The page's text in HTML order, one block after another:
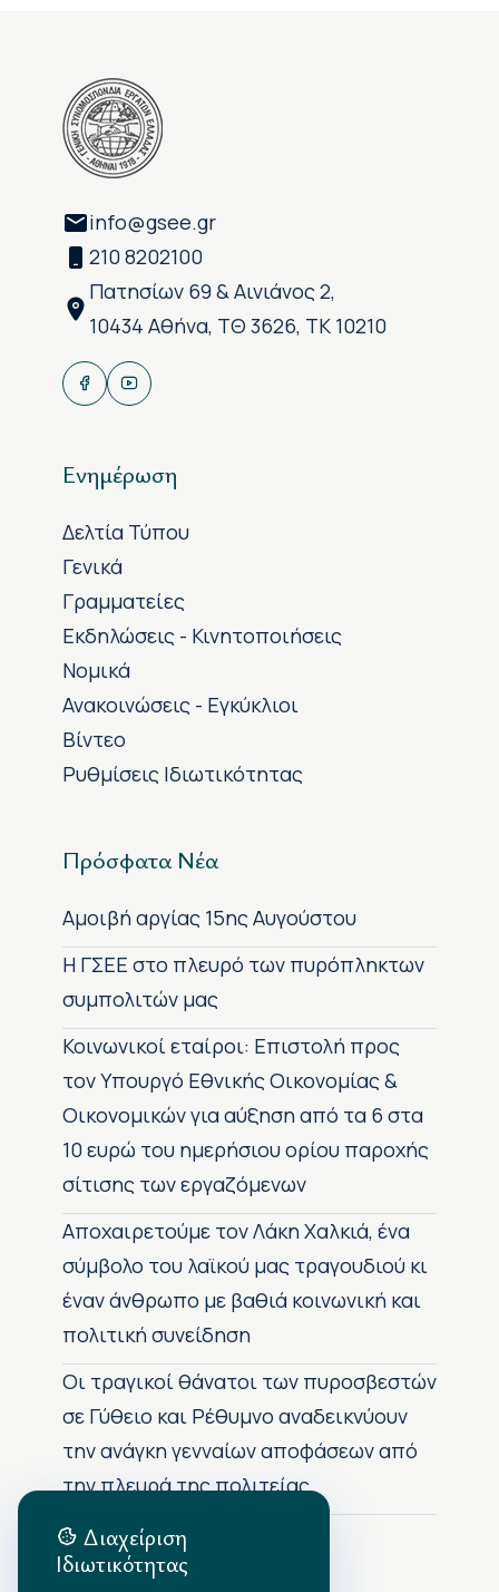
info@gsee.gr
210 8202100
Πατησίων 69 & Αινιάνος 2,
10434 Αθήνα, ΤΘ 3626, ΤΚ 10210
Ενημέρωση
Δελτία Τύπου
Γενικά
Γραμματείες
Εκδηλώσεις - Κινητοποιήσεις
Νομικά
Ανακοινώσεις - Εγκύκλιοι
Βίντεο
Ρυθμίσεις Ιδιωτικότητας
Πρόσφατα Νέα
Αμοιβή αργίας 15ης Αυγούστου
H ΓΣΕΕ στο πλευρό των πυρόπληκτων
συμπολιτών μας
Κοινωνικοί εταίροι: Επιστολή προς
τον Υπουργό Εθνικής Οικονομίας &
Οικονομικών για αύξηση από τα 6 στα
10 ευρώ του ημερήσιου ορίου παροχής
σίτισης των εργαζόμενων
Αποχαιρετούμε τον Λάκη Χαλκιά, ένα
σύμβολο του λαϊκού μας τραγουδιού κι
έναν άνθρωπο με βαθιά κοινωνική και
πολιτική συνείδηση
Οι τραγικοί θάνατοι των πυροσβεστών
σε Γύθειο και Ρέθυμνο αναδεικνύουν
την ανάγκη γενναίων αποφάσεων από
την πλευρά της πολιτείας
Αρχείο Δημοσιεύσεων
Διαχείριση
Ιδιωτικότητας